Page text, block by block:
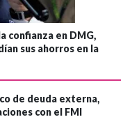
confianza en DMG,
sus ahorros en la
de deuda externa,
con el FMI